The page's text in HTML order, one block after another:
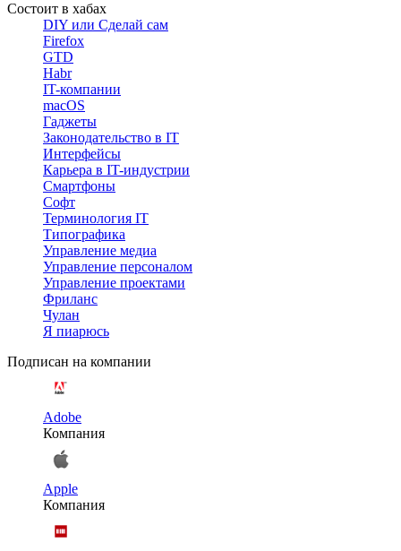
Состоит в хабах
DIY или Сделай сам
Firefox
GTD
Habr
IT-компании
macOS
Гаджеты
Законодательство в IT
Интерфейсы
Карьера в IT-индустрии
Смартфоны
Софт
Терминология IT
Типографика
Управление медиа
Управление персоналом
Управление проектами
Фриланс
Чулан
Я пиарюсь
Подписан на компании
Adobe
Компания
Apple
Компания